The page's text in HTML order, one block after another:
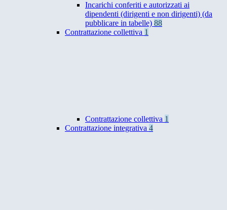
Incarichi conferiti e autorizzati ai
dipendenti (dirigenti e non dirigenti) (da
pubblicare in tabelle) 88
Contrattazione collettiva 1
Contrattazione collettiva 1
Contrattazione integrativa 4